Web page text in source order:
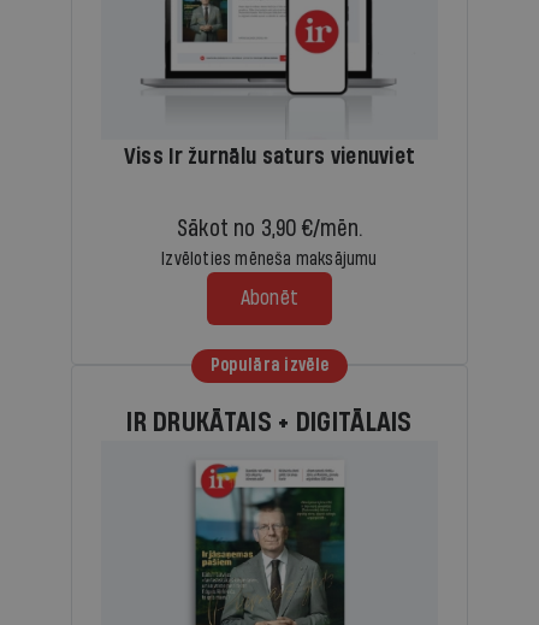
Viss Ir žurnālu saturs vienuviet
Sākot no 3,90 €/mēn.
Izvēloties mēneša maksājumu
Abonēt
Populāra izvēle
IR DRUKĀTAIS + DIGITĀLAIS